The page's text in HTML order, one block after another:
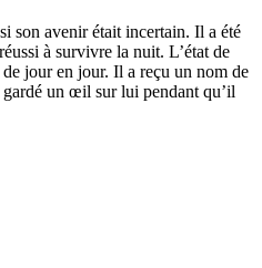
son avenir était incertain. Il a été
à survivre la nuit. L’état de
jour en jour. Il a reçu un nom de
un œil sur lui pendant qu’il